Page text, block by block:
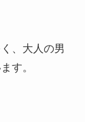
、大人の男
す。